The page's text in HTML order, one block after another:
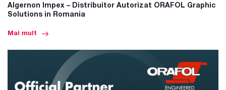
Algernon Impex – Distribuitor Autorizat ORAFOL Graphic
Solutions in Romania
Mai mult